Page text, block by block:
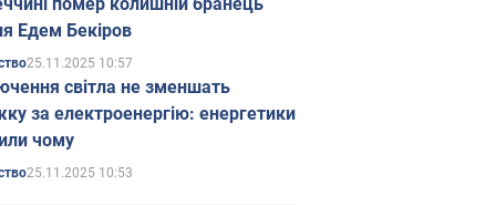
помер колишній бранець
Едем Бекіров
25.11.2025 10:57
світла не зменшать
за електроенергію: енергетики
чому
25.11.2025 10:53